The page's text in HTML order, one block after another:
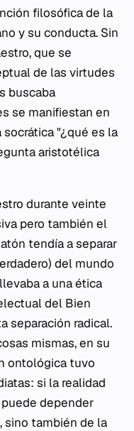
filosófica de la
y su conducta. Sin
que se
de las virtudes
buscaba
se manifiestan en
"¿qué es la
aristotélica
durante veinte
pero también el
tendía a separar
del mundo
a una ética
del Bien
separación radical.
mismas, en su
ontológica tuvo
si la realidad
depender
sino también de la